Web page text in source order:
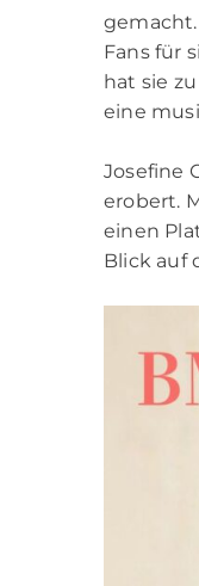
Fans für
hat sie
eine
Josefine
erobert.
einen
Blick auf